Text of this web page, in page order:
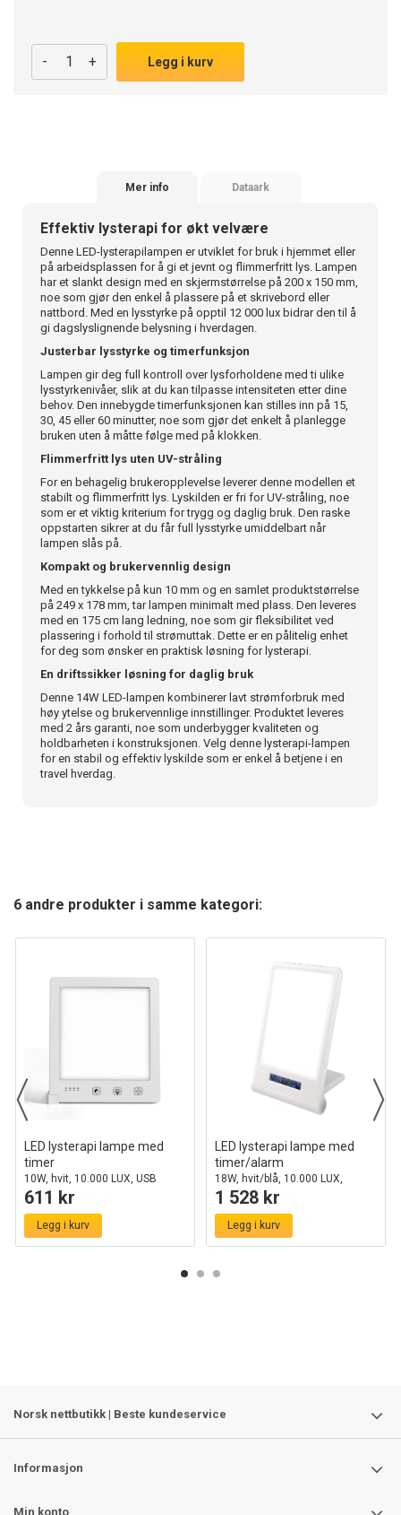
- + Legg i kurv
Mer info Dataark
Effektiv lysterapi for økt velvære
Denne LED-lysterapilampen er utviklet for bruk i hjemmet eller
på arbeidsplassen for å gi et jevnt og flimmerfritt lys. Lampen
har et slankt design med en skjermstørrelse på 200 x 150 mm,
noe som gjør den enkel å plassere på et skrivebord eller
nattbord. Med en lysstyrke på opptil 12 000 lux bidrar den til å
gi dagslyslignende belysning i hverdagen.
Justerbar lysstyrke og timerfunksjon
Lampen gir deg full kontroll over lysforholdene med ti ulike
lysstyrkenivåer, slik at du kan tilpasse intensiteten etter dine
behov. Den innebygde timerfunksjonen kan stilles inn på 15,
30, 45 eller 60 minutter, noe som gjør det enkelt å planlegge
bruken uten å måtte følge med på klokken.
Flimmerfritt lys uten UV-stråling
For en behagelig brukeropplevelse leverer denne modellen et
stabilt og flimmerfritt lys. Lyskilden er fri for UV-stråling, noe
som er et viktig kriterium for trygg og daglig bruk. Den raske
oppstarten sikrer at du får full lysstyrke umiddelbart når
lampen slås på.
Kompakt og brukervennlig design
Med en tykkelse på kun 10 mm og en samlet produktstørrelse
på 249 x 178 mm, tar lampen minimalt med plass. Den leveres
med en 175 cm lang ledning, noe som gir fleksibilitet ved
plassering i forhold til strømuttak. Dette er en pålitelig enhet
for deg som ønsker en praktisk løsning for lysterapi.
En driftssikker løsning for daglig bruk
Denne 14W LED-lampen kombinerer lavt strømforbruk med
høy ytelse og brukervennlige innstillinger. Produktet leveres
med 2 års garanti, noe som underbygger kvaliteten og
holdbarheten i konstruksjonen. Velg denne lysterapi-lampen
for en stabil og effektiv lyskilde som er enkel å betjene i en
travel hverdag.
6 andre produkter i samme kategori:
LED lysterapi lampe med
timer
10W, hvit, 10.000 LUX, USB
611 kr
Legg i kurv
LED lysterapi lampe med
timer/alarm
18W, hvit/blå, 10.000 LUX,
innebygd batteri
1 528 kr
Legg i kurv
Norsk nettbutikk | Beste kundeservice
Informasjon
Min konto